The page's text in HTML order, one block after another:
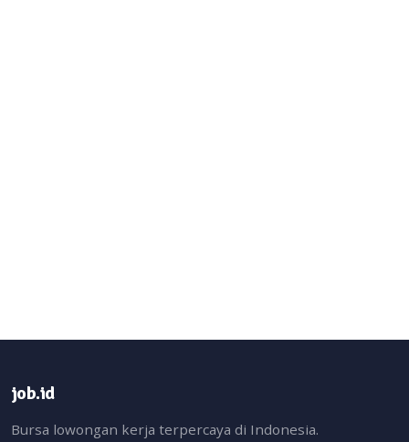
job.id
Bursa lowongan kerja terpercaya di Indonesia.